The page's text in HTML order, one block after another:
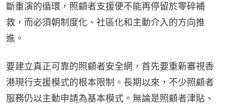
斷重演的循環，照顧者支援便不能再停留於零碎補
救，而必須朝制度化、社區化和主動介入的方向推
進。
要建立真正可靠的照顧者安全網，首先要重新審視香
港現行支援模式的根本限制。長期以來，不少照顧者
服務仍以主動申請為基本模式。無論是照顧者津貼、